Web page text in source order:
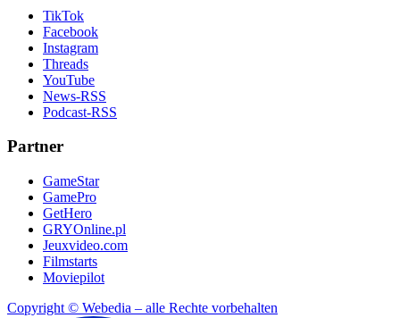
TikTok
Facebook
Instagram
Threads
YouTube
News-RSS
Podcast-RSS
Partner
GameStar
GamePro
GetHero
GRYOnline.pl
Jeuxvideo.com
Filmstarts
Moviepilot
Copyright © Webedia – alle Rechte vorbehalten